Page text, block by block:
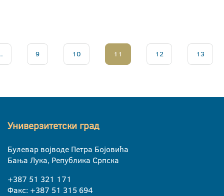
9 10 11 12 13
Универзитетски град
Булевар војводе Петра Бојовића
Бања Лука, Република Српска
+387 51 321 171
Факс: +387 51 315 694